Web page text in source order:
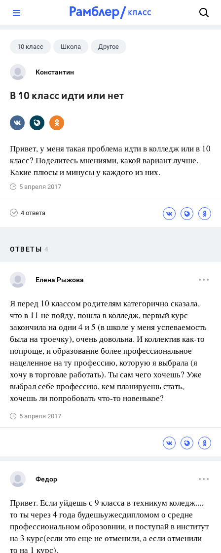
10 класс Школа Другое
Константин
В 10 класс идти или нет
Привет, у меня такая проблема идти в колледж или в 10
класс? Поделитесь мнениями, какой вариант лучше.
Какие плюсы и минусы у каждого из них.
5 апреля 2017
4 ответа
ОТВЕТЫ 4
Елена Рыжова
Я перед 10 классом родителям категорично сказала,
что в 11 не пойду, пошла в колледж, первый курс
закончила на одни 4 и 5 (в школе у меня успеваемость
была на троечку), очень довольна. И коллектив как-то
попроще, и образование более профессиональное
нацеленное на ту профессию, которую я выбрала (я
хочу в торговле работать). Ты сам чего хочешь? Уже
выбрал себе профессию, кем планируешь стать,
хочешь ли попробовать что-то новенькое?
5 апреля 2017
Федор
Привет. Если уйдешь с 9 класса в техникум коледж....
то ты через 4 года будешьужесдипломом о средне
профессиональном оброзовнии, и поступай в институт
на 3 курс(если это еще не отменили, а если отменили
то на 1 курс).